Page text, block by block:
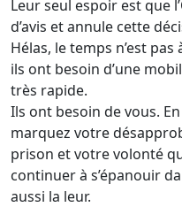
Leur seul espoir est que
d’avis et annule cette
Hélas, le temps n’est
ils ont besoin d’une
très rapide.
Ils ont besoin de vous.
marquez votre
prison et votre volonté
continuer à s’épanouir
aussi la leur.